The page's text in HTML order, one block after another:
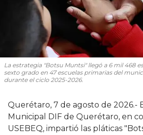
La estrategia "Botsu Muntsi" llegó a 6 mil 468
sexto grado en 47 escuelas primarias del
durante el ciclo 2025-2026.
Querétaro, 7 de agosto de 2026.-
Municipal DIF de Querétaro, en
USEBEQ, impartió las pláticas